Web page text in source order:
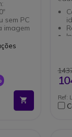
sem PC
imagem
no
uma
USB e
os
Ref: